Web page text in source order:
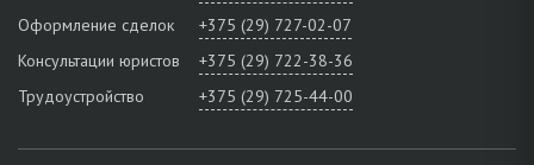
Оформление сделок
+375 (29) 727-02-07
Консультации юристов
+375 (29) 722-38-36
Трудоустройство
+375 (29) 725-44-00